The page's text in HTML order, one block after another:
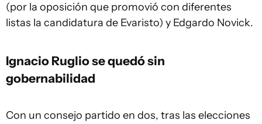
(por la oposición que promovió con diferentes
listas la candidatura de Evaristo) y Edgardo Novick.
Ignacio Ruglio se quedó sin
gobernabilidad
Con un consejo partido en dos, tras las elecciones